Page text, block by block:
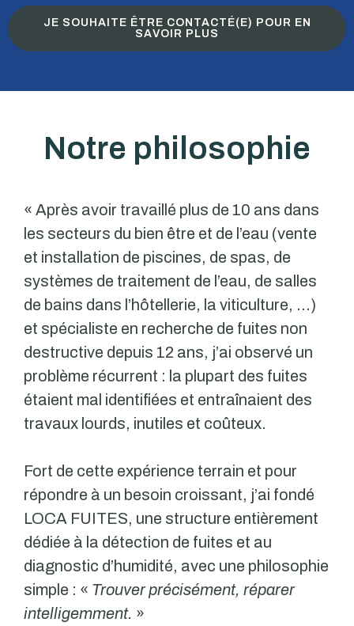
JE SOUHAITE ÊTRE CONTACTÉ(E) POUR EN
SAVOIR PLUS
Notre philosophie
« Après avoir travaillé plus de 10 ans dans
les secteurs du bien être et de l’eau (vente
et installation de piscines, de spas, de
systèmes de traitement de l’eau, de salles
de bains dans l’hôtellerie, la viticulture, …)
et spécialiste en recherche de fuites non
destructive depuis 12 ans, j’ai observé un
problème récurrent : la plupart des fuites
étaient mal identifiées et entraînaient des
travaux lourds, inutiles et coûteux.
Fort de cette expérience terrain et pour
répondre à un besoin croissant, j’ai fondé
LOCA FUITES, une structure entièrement
dédiée à la détection de fuites et au
diagnostic d’humidité, avec une philosophie
simple : « Trouver précisément, réparer
intelligemment. »